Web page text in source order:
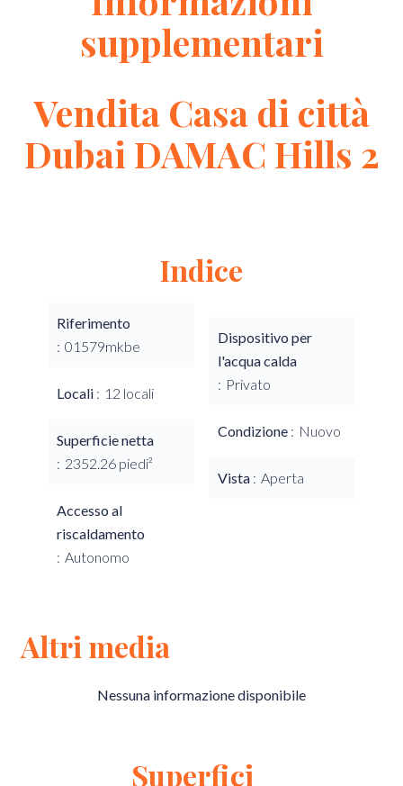
supplementari
Vendita Casa di città
Dubai DAMAC Hills 2
Indice
Riferimento
01579mkbe
Locali 12 locali
Superficie netta
2352.26 piedi²
Accesso al
riscaldamento
Autonomo
Dispositivo per
l'acqua calda
Privato
Condizione Nuovo
Vista Aperta
Altri media
Nessuna informazione disponibile
Superfici